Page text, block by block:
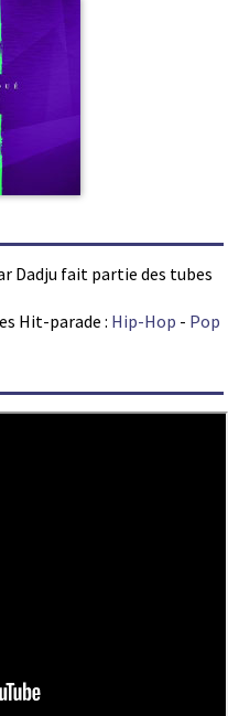
Dadju fait partie des tubes
Hit-parade : Hip-Hop - Pop